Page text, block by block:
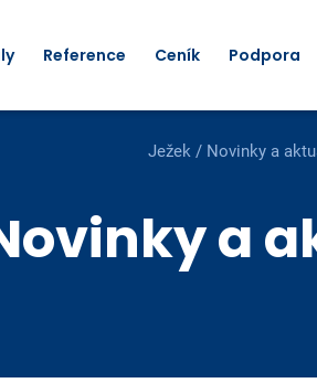
Reference Ceník Podpora
Ježek / Novinky a
a